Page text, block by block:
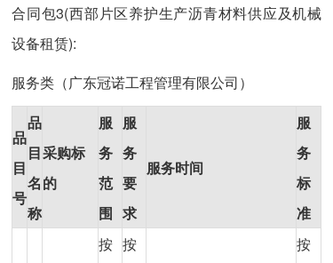
合同包3(西部片区养护生产沥青材料供应及机械
设备租赁):
服务类（广东冠诺工程管理有限公司）
品
目
号
品
目
名
称
采购标
的
服
务
范
围
服
务
要
求
服务时间
服
务
标
准
按 按
按